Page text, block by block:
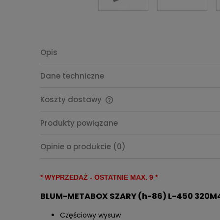
Opis
Dane techniczne
Koszty dostawy
Cena nie zawiera ewentualnych
Produkty powiązane
Opinie o produkcie (0)
* WYPRZEDAŻ - OSTATNIE MAX. 9 *
BLUM-METABOX SZARY (h-86) L-450
Częściowy wysuw